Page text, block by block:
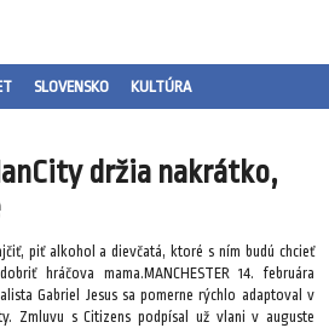
SLOVENSKO KULTÚRA
držia nakrátko,
piť alkohol a dievčatá, ktoré s ním budú chcieť
hráčova mama.MANCHESTER 14. februára
Gabriel Jesus sa pomerne rýchlo adaptoval v
Zmluvu s Citizens podpísal už vlani v auguste